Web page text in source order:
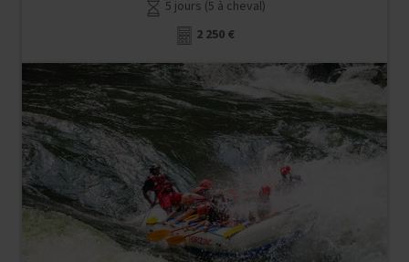
5 jours (5 à cheval)
2 250 €